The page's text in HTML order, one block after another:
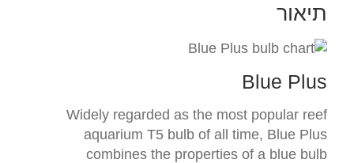
תיאור
Blue Plus
Widely regarded as the most popular reef
aquarium T5 bulb of all time, Blue Plus
combines the properties of a blue bulb